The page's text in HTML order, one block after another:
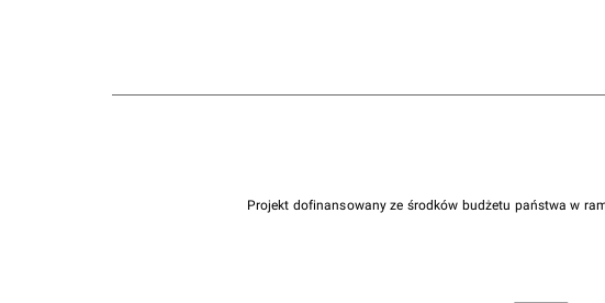
Projekt dofinansowany ze środków budżetu państwa w